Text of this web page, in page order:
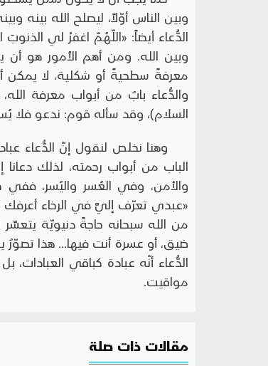
وبين الناس أوّلاً، ليصلح الله بينه
الدُّعاء أيضاً: «اللّهُمّ اغفرْ لي
وبين الله. ومن أهم الأُمور هو
معرفةً سطحيةً أو شكلية، لا يمكن
والدُّعاء بابٌ من أبواب معرفة
السلام)، وقد سأله قوم: ندعو فلا
وهنا نخلص لنقول إنّ الدُّعاء
الباب من أبواب رحمته، لذلك
والأمن، وفي العُسر واليُسر،
«عبدي تعرّف إليَّ في الرخاء أعرفك
من الله سبحانه حاجةً دنيويّة
ضيق، أو عسرة أنت فيها... هذا تصوّرٌ
الدُّعاء أنّه عبادة كباقي
مواقيت.
مقالات ذات صلة